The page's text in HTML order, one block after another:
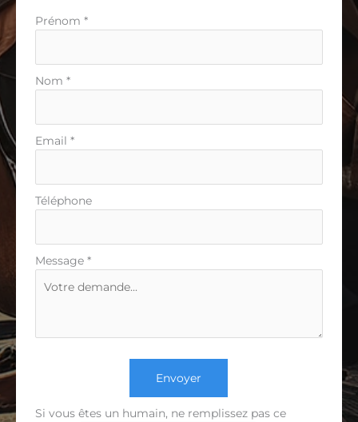
Formulaire
Prénom *
Nom *
Email *
Téléphone
Message *
Envoyer
Si vous êtes un humain, ne remplissez pas ce